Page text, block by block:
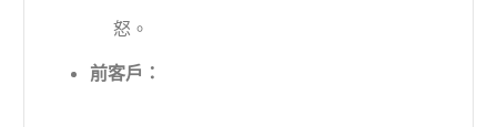
怒。
前客戶：